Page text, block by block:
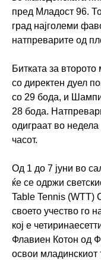
пред Младост 96.
град најголеми
натпреварите од
Битката за
со директен дуел
со 29 бода, и
28 бода.
одиграат во
часот.
Од 1 до 7 јуни во
ќе се одржи
Table Tennis (WTT)
своето учество го
кој e
Флавиен Котон од
освои младинскиот